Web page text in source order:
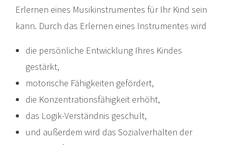
Erlernen eines Musikinstrumentes für Ihr Kind sein
kann. Durch das Erlernen eines Instrumentes wird
die persönliche Entwicklung Ihres Kindes
gestärkt,
motorische Fähigkeiten gefördert,
die Konzentrationsfähigkeit erhöht,
das Logik-Verständnis geschult,
und außerdem wird das Sozialverhalten der